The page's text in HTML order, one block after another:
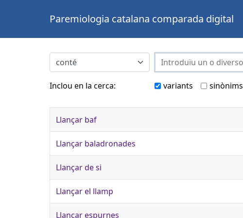
Paremiologia catalana comparada digital
Inclou en la cerca: variants sinònims
Llançar baf
Llançar baladronades
Llançar de si
Llançar el llamp
Llançar espurnes